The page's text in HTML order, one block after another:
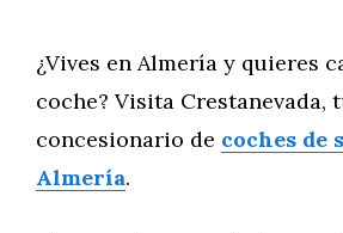
¿Vives en Almería y quieres
coche? Visita Crestanevada,
concesionario de coches de
Almería.